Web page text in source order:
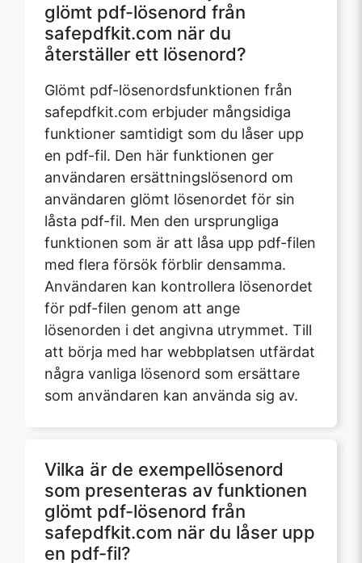
glömt pdf-lösenord från
safepdfkit.com när du
återställer ett lösenord?
Glömt pdf-lösenordsfunktionen från
safepdfkit.com erbjuder mångsidiga
funktioner samtidigt som du låser upp
en pdf-fil. Den här funktionen ger
användaren ersättningslösenord om
användaren glömt lösenordet för sin
låsta pdf-fil. Men den ursprungliga
funktionen som är att låsa upp pdf-filen
med flera försök förblir densamma.
Användaren kan kontrollera lösenordet
för pdf-filen genom att ange
lösenorden i det angivna utrymmet. Till
att börja med har webbplatsen utfärdat
några vanliga lösenord som ersättare
som användaren kan använda sig av.
Vilka är de exempellösenord
som presenteras av funktionen
glömt pdf-lösenord från
safepdfkit.com när du låser upp
en pdf-fil?